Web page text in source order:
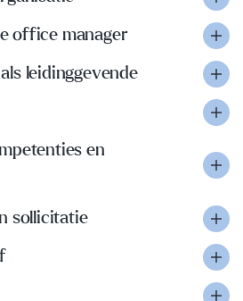
office manager
leidinggevende
en
sollicitatie